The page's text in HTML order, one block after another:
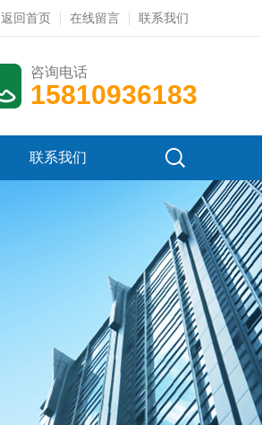
返回首页 在线留言 联系我们
咨询电话
15810936183
联系我们